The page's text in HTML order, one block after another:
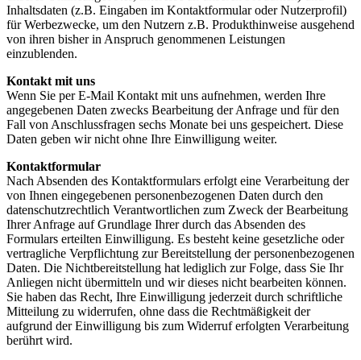
Inhaltsdaten (z.B. Eingaben im Kontaktformular oder Nutzerprofil)
für Werbezwecke, um den Nutzern z.B. Produkthinweise ausgehend
von ihren bisher in Anspruch genommenen Leistungen
einzublenden.
Kontakt mit uns
Wenn Sie per E-Mail Kontakt mit uns aufnehmen, werden Ihre
angegebenen Daten zwecks Bearbeitung der Anfrage und für den
Fall von Anschlussfragen sechs Monate bei uns gespeichert. Diese
Daten geben wir nicht ohne Ihre Einwilligung weiter.
Kontaktformular
Nach Absenden des Kontaktformulars erfolgt eine Verarbeitung der
von Ihnen eingegebenen personenbezogenen Daten durch den
datenschutzrechtlich Verantwortlichen zum Zweck der Bearbeitung
Ihrer Anfrage auf Grundlage Ihrer durch das Absenden des
Formulars erteilten Einwilligung. Es besteht keine gesetzliche oder
vertragliche Verpflichtung zur Bereitstellung der personenbezogenen
Daten. Die Nichtbereitstellung hat lediglich zur Folge, dass Sie Ihr
Anliegen nicht übermitteln und wir dieses nicht bearbeiten können.
Sie haben das Recht, Ihre Einwilligung jederzeit durch schriftliche
Mitteilung zu widerrufen, ohne dass die Rechtmäßigkeit der
aufgrund der Einwilligung bis zum Widerruf erfolgten Verarbeitung
berührt wird.